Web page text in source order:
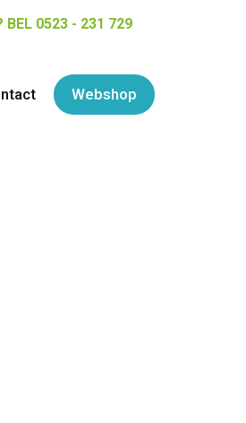
BEL 0523 - 231 729
Webshop